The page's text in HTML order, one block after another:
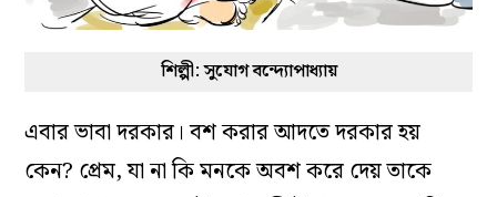
শিল্পী: সুযোগ বন্দ্যোপাধ্যায়
এবার ভাবা দরকার। বশ করার আদতে দরকার হয়
কেন? প্রেম, যা না কি মনকে অবশ করে দেয় তাকে